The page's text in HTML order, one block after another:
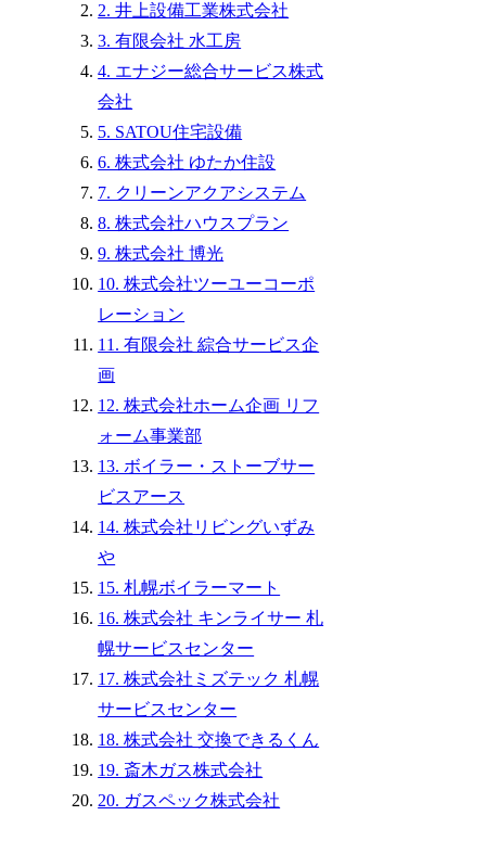
2. 井上設備工業株式会社
3. 有限会社 水工房
4. エナジー総合サービス株式
会社
5. SATOU住宅設備
6. 株式会社 ゆたか住設
7. クリーンアクアシステム
8. 株式会社ハウスプラン
9. 株式会社 博光
10. 株式会社ツーユーコーポ
レーション
11. 有限会社 綜合サービス企
画
12. 株式会社ホーム企画 リフ
ォーム事業部
13. ボイラー・ストーブサー
ビスアース
14. 株式会社リビングいずみ
や
15. 札幌ボイラーマート
16. 株式会社 キンライサー 札
幌サービスセンター
17. 株式会社ミズテック 札幌
サービスセンター
18. 株式会社 交換できるくん
19. 斎木ガス株式会社
20. ガスペック株式会社